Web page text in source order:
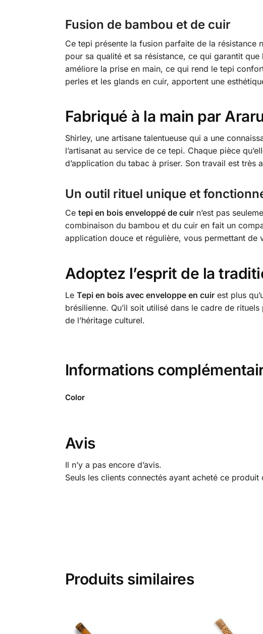
Fusion de bambou et de cuir
Ce tepi présente la fusion parfaite de la résistance
pour sa qualité et sa résistance, ce qui garantit
améliore la prise en main, ce qui rend le tepi
perles et les glands en cuir, apportent une
Fabriqué à la main par
Shirley, une artisane talentueuse qui a une
l’artisanat au service de ce tepi. Chaque pièce
d’application du tabac à priser. Son travail est
Un outil rituel unique et
Ce tepi en bois enveloppé de cuirn’est pas
combinaison du bambou et du cuir en fait un
application douce et régulière, vous permettant de
Adoptez l’esprit de la
Le Tepi en bois avec enveloppe en cuirest plus
brésilienne. Qu’il soit utilisé dans le cadre de
de l’héritage culturel.
Informations
Color
Avis
Il n’y a pas encore d’avis.
Seuls les clients connectés ayant acheté ce
Produits similaires